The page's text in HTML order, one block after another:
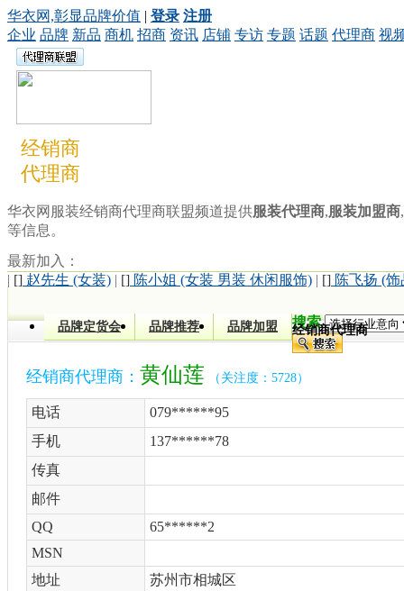
华衣网,彰显品牌价值 | 登录 注册
企业 品牌 新品 商机 招商 资讯 店铺 专访 专题 话题 代理商 视
经销商
代理商
华衣网服装经销商代理商联盟频道提供服装代理商, 服装加盟商,
等信息。
最新加入：
| [] 赵先生 (女装) | [] 陈小姐 (女装 男装 休闲服饰) | [] 陈飞扬 (
品牌定货会 品牌推荐 品牌加盟 搜索
经销商代理商
经销商代理商： 黄仙莲 （关注度：5728）
电话
079******95
手机
137******78
传真
邮件
QQ
65******2
MSN
地址
苏州市相城区